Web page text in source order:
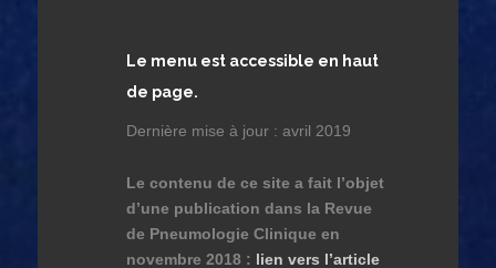
Le menu est accessible en haut
de page.
Dernière mise à jour : avril 2019
Le contenu de ce site a fait l’objet
d’une publication dans la Revue
de Pneumologie Clinique en
novembre 2018 : lien vers l’article